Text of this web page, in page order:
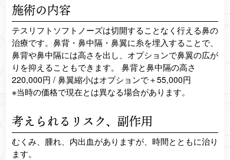
施術の内容
テスリフトソフトノーズは切開することなく行える鼻の
治療です。鼻背・鼻中隔・鼻翼に糸を埋入することで、
鼻背や鼻中隔には高さを出し、オプションで鼻翼の広が
りを抑えることもできます。 鼻背と鼻中隔の高さ
220,000円 / 鼻翼縮小はオプションで＋55,000円
※当時の価格で現在とは異なる場合があります。
考えられるリスク、 副作用
むくみ、腫れ、内出血がありますが、時間とともに治り
ます。